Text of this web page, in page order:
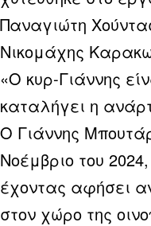
Παναγιώτη
Νικομάχης
«Ο κυρ-Γιάννης
καταλήγει η
Ο Γιάννης
Νοέμβριο του
έχοντας αφήσει
στον χώρο της